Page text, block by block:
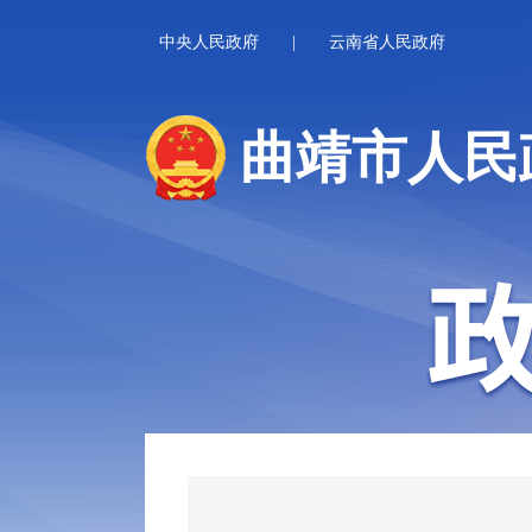
中央人民政府 云南省人民政府
曲靖市人